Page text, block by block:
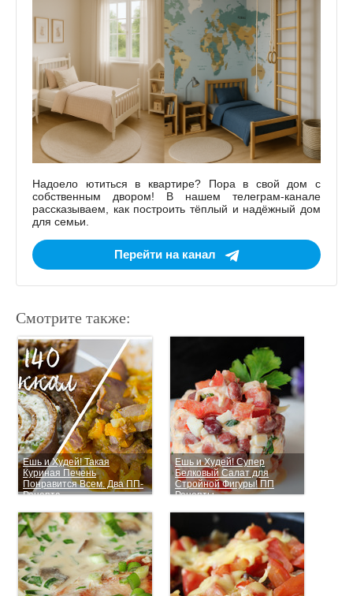
Надоело ютиться в квартире? Пора в свой дом с
собственным двором! В нашем телеграм-канале
рассказываем, как построить тёплый и надёжный дом
для семьи.
Перейти на канал
Смотрите также:
Ешь и Худей! Такая
Куриная Печень
Понравится Всем. Два ПП-
Рецепта
Ешь и Худей! Супер
Белковый Салат для
Стройной Фигуры! ПП
Рецепты